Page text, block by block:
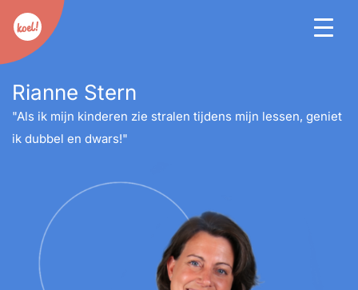
Rianne Stern
"Als ik mijn kinderen zie stralen tijdens mijn lessen, geniet
ik dubbel en dwars!"